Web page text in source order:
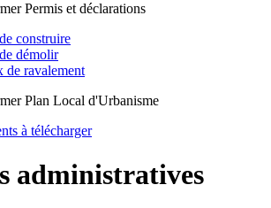
Permis et déclarations
construire
démolir
de ravalement
Plan Local d'Urbanisme
à télécharger
administratives